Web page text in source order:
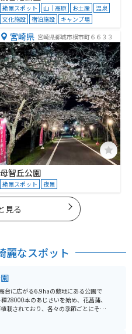
絶景スポット 山｜高原 お土産
温泉
文化施設
宿泊施設 キャンプ場
宮崎県 宮崎県都城市横市町６６３３
母智丘公園
絶景スポット 夜景
見る
麗なスポット
台に広がる6.9haの敷地にある公園で
28000本のあじさいを始め、花菖蒲、
栽されており、各々の季節ごとにそれ
ことができます。特に、あじさいの見